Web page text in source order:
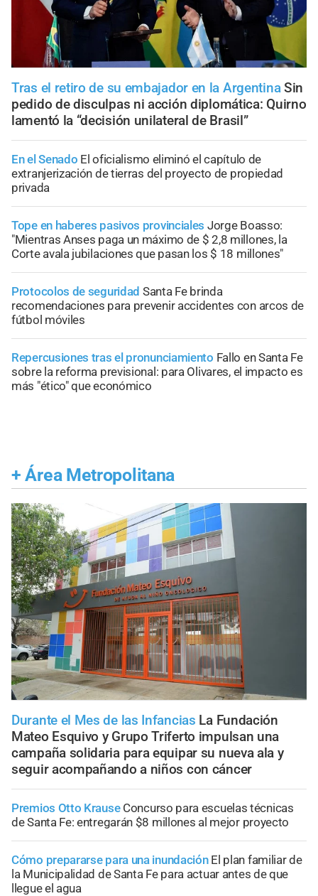
Tras el retiro de su embajador en la Argentina Sin
pedido de disculpas ni acción diplomática: Quirno
lamentó la “decisión unilateral de Brasil”
En el Senado El oficialismo eliminó el capítulo de
extranjerización de tierras del proyecto de propiedad
privada
Tope en haberes pasivos provinciales Jorge Boasso:
"Mientras Anses paga un máximo de $ 2,8 millones, la
Corte avala jubilaciones que pasan los $ 18 millones"
Protocolos de seguridad Santa Fe brinda
recomendaciones para prevenir accidentes con arcos de
fútbol móviles
Repercusiones tras el pronunciamiento Fallo en Santa Fe
sobre la reforma previsional: para Olivares, el impacto es
más "ético" que económico
+ Área Metropolitana
Durante el Mes de las Infancias La Fundación
Mateo Esquivo y Grupo Triferto impulsan una
campaña solidaria para equipar su nueva ala y
seguir acompañando a niños con cáncer
Premios Otto Krause Concurso para escuelas técnicas
de Santa Fe: entregarán $8 millones al mejor proyecto
Cómo prepararse para una inundación El plan familiar de
la Municipalidad de Santa Fe para actuar antes de que
llegue el agua